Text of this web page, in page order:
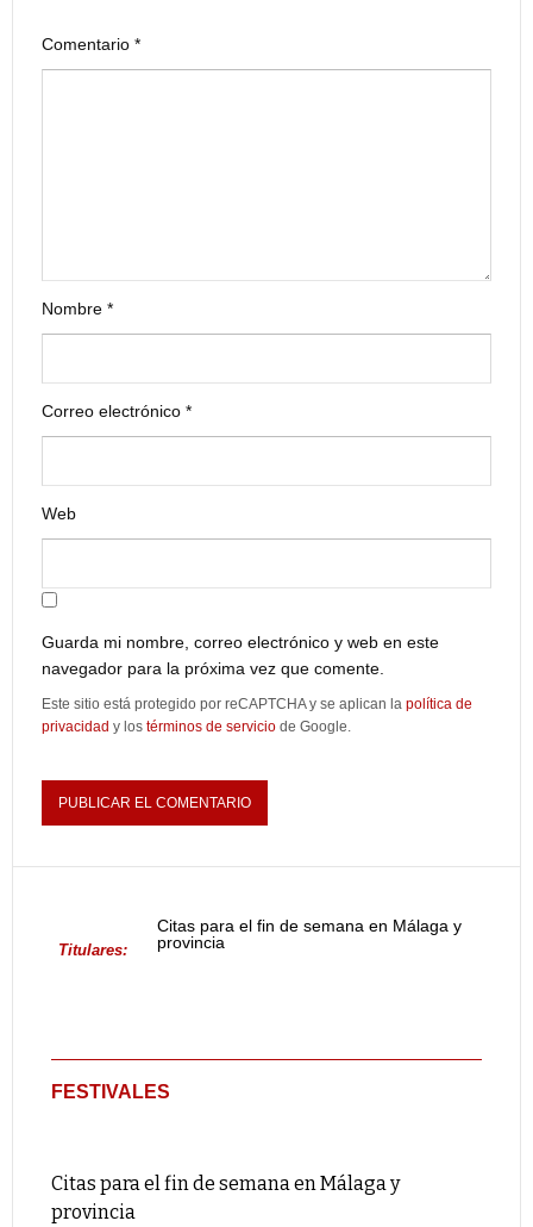
Comentario *
Nombre *
Correo electrónico *
Web
Guarda mi nombre, correo electrónico y web en este
navegador para la próxima vez que comente.
Este sitio está protegido por reCAPTCHA y se aplican la política de
privacidad y los términos de servicio de Google.
Titulares:
Citas para el fin de semana en Málaga y
provincia
FESTIVALES
Citas para el fin de semana en Málaga y
provincia